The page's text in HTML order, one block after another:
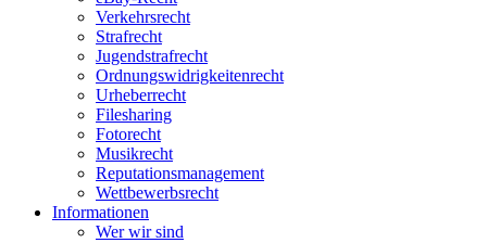
Verkehrsrecht
Strafrecht
Jugendstrafrecht
Ordnungswidrigkeitenrecht
Urheberrecht
Filesharing
Fotorecht
Musikrecht
Reputationsmanagement
Wettbewerbsrecht
Informationen
Wer wir sind